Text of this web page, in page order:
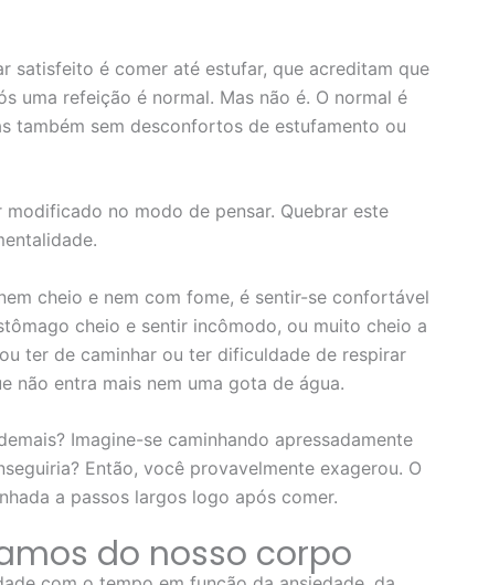
satisfeito é comer até estufar, que acreditam que
uma refeição é normal. Mas não é. O normal é
também sem desconfortos de estufamento ou
no modo de pensar. Quebrar este
cheio e nem com fome, é sentir-se confortável
cheio e sentir incômodo, ou muito cheio a
ter de caminhar ou ter dificuldade de respirar
não entra mais nem uma gota de água.
Imagine-se caminhando apressadamente
Então, você provavelmente exagerou. O
a passos largos logo após comer.
do nosso corpo